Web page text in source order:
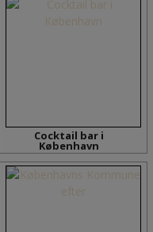
Cocktail bar i
København